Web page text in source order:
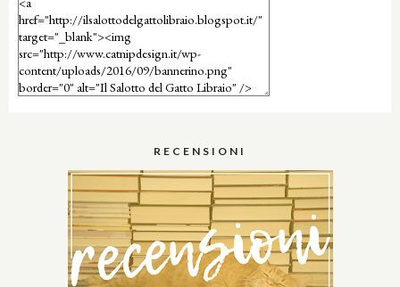
RECENSIONI